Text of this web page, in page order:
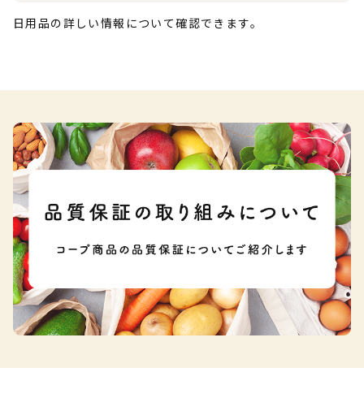
日用品の詳しい情報について確認できます。